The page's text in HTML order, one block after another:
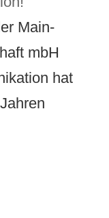
Main-
mbH
hat